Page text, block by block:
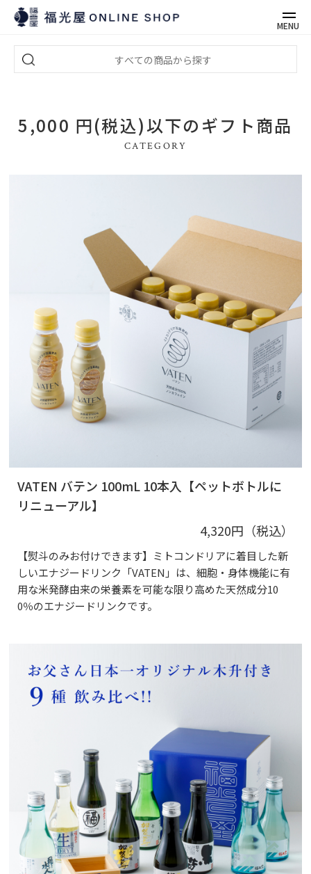
MENU
5,000 円(税込)以下のギフト商品
CATEGORY
VATEN バテン 100mL 10本入【ペットボトルに
リニューアル】
4,320円（税込）
【熨斗のみお付けできます】ミトコンドリアに着目した新
しいエナジードリンク「VATEN」は、細胞・身体機能に有
用な米発酵由来の栄養素を可能な限り高めた天然成分10
0％のエナジードリンクです。